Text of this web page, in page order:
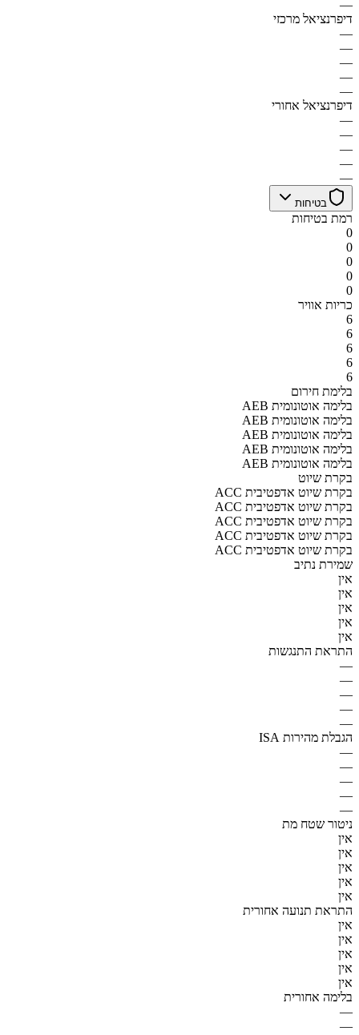
—
דיפרנציאל מרכזי
—
—
—
—
—
דיפרנציאל אחורי
—
—
—
—
—
בטיחות
רמת בטיחות
0
0
0
0
0
כריות אוויר
6
6
6
6
6
בלימת חירום
AEB בלימה אוטונומית
AEB בלימה אוטונומית
AEB בלימה אוטונומית
AEB בלימה אוטונומית
AEB בלימה אוטונומית
בקרת שיוט
ACC בקרת שיוט אדפטיבית
ACC בקרת שיוט אדפטיבית
ACC בקרת שיוט אדפטיבית
ACC בקרת שיוט אדפטיבית
ACC בקרת שיוט אדפטיבית
שמירת נתיב
אין
אין
אין
אין
אין
התראת התנגשות
—
—
—
—
—
הגבלת מהירות ISA
—
—
—
—
—
ניטור שטח מת
אין
אין
אין
אין
אין
התראת תנועה אחורית
אין
אין
אין
אין
אין
בלימה אחורית
—
—